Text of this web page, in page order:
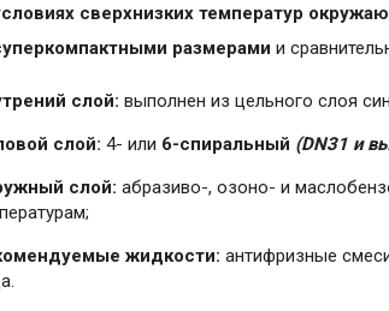
сверхнизких температур
размерами и
слой: выполнен из цельного слоя
слой: 4- или 6-спиральный (DN31 и
слой: абразиво-, озоно- и
жидкости: антифризные